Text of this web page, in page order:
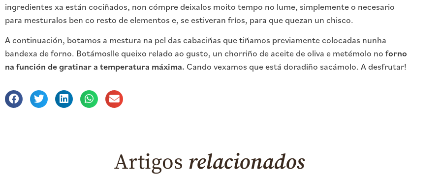
ingredientes xa están cociñados, non cómpre deixalos moito tempo no lume, simplemente o necesario
para mesturalos ben co resto de elementos e, se estiveran fríos, para que quezan un chisco.
A continuación, botamos a mestura na pel das cabaciñas que tiñamos previamente colocadas nunha
bandexa de forno. Botámoslle queixo relado ao gusto, un chorriño de aceite de oliva e metémolo no forno
na función de gratinar a temperatura máxima. Cando vexamos que está doradiño sacámolo. A desfrutar!
Artigos relacionados